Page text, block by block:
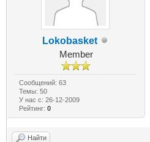
Lokobasket
Member
Сообщений: 63
Темы: 50
У нас с: 26-12-2009
Рейтинг:0
Найти